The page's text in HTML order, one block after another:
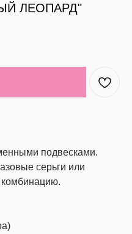
ЛЕОПАРД"
подвесками.
серьги или
комбинацию.